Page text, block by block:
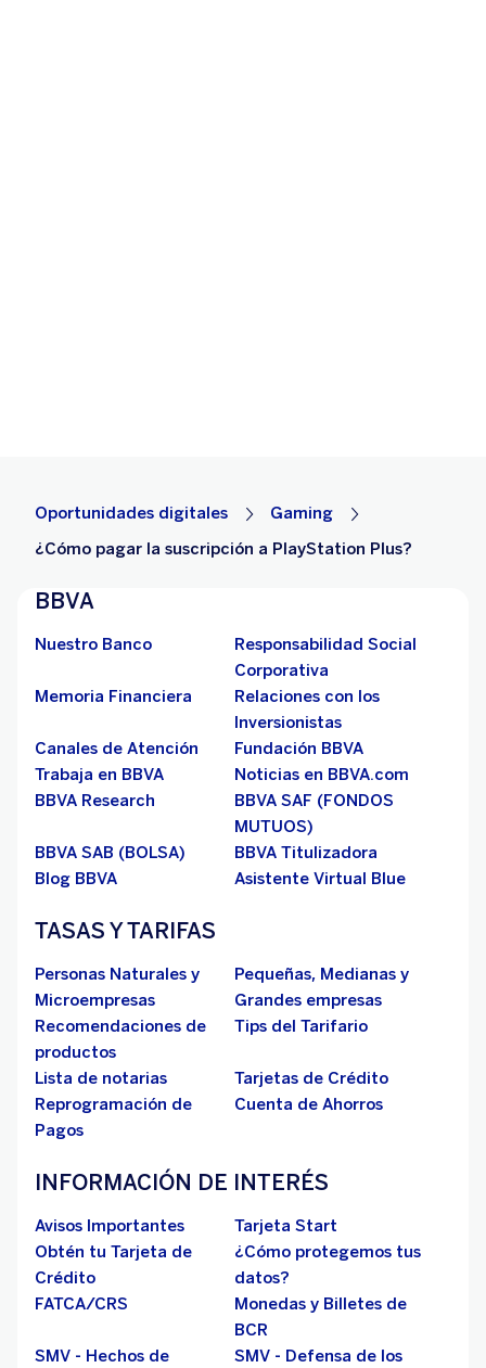
Oportunidades digitales
Gaming
¿Cómo pagar la suscripción a PlayStation Plus?
BBVA
Nuestro Banco
Responsabilidad Social
Corporativa
Memoria Financiera
Relaciones con los
Inversionistas
Canales de Atención
Fundación BBVA
Trabaja en BBVA
Noticias en BBVA.com
BBVA Research
BBVA SAF (FONDOS
MUTUOS)
BBVA SAB (BOLSA)
BBVA Titulizadora
Blog BBVA
Asistente Virtual Blue
TASAS Y TARIFAS
Personas Naturales y
Microempresas
Pequeñas, Medianas y
Grandes empresas
Recomendaciones de
productos
Tips del Tarifario
Lista de notarias
Tarjetas de Crédito
Reprogramación de
Pagos
Cuenta de Ahorros
INFORMACIÓN DE INTERÉS
Avisos Importantes
Tarjeta Start
Obtén tu Tarjeta de
Crédito
¿Cómo protegemos tus
datos?
FATCA/CRS
Monedas y Billetes de
BCR
SMV - Hechos de
SMV - Defensa de los